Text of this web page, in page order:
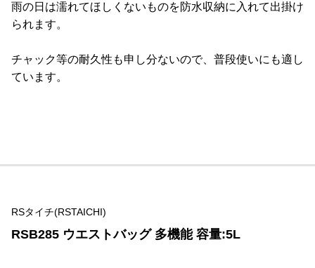
雨の日は濡れてほしくないものを防水収納に入れて出掛け
られます。
チャック等の耐久性も申し分ないので、普段使いにも適し
ています。
RSタイチ(RSTAICHI)
RSB285 ウエストバッグ 多機能 容量:5L